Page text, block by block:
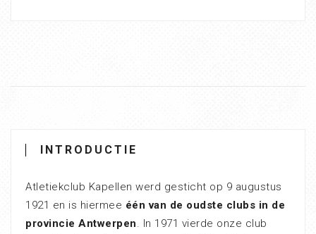
INTRODUCTIE
Atletiekclub Kapellen werd gesticht op 9 augustus
1921 en is hiermee één van de oudste clubs in de
provincie Antwerpen. In 1971 vierde onze club